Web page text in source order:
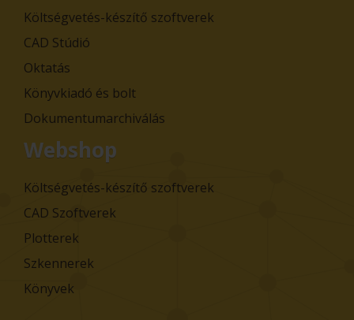
Költségvetés-készítő szoftverek
CAD Stúdió
Oktatás
Könyvkiadó és bolt
Dokumentumarchiválás
Webshop
Költségvetés-készítő szoftverek
CAD Szoftverek
Plotterek
Szkennerek
Könyvek